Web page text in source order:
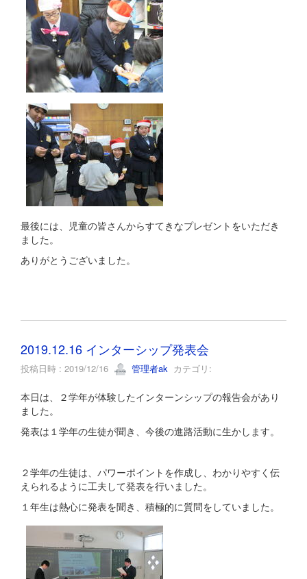
最後には、児童の皆さんからすてきなプレゼントをいただき
ました。
ありがとうございました。
2019.12.16 インターシップ発表会
投稿日時 : 2019/12/16 管理者ak カテゴリ:
本日は、２学年が体験したインターンシップの報告会があり
ました。
発表は１学年の生徒が聞き、今後の進路活動に生かします。
２学年の生徒は、パワーポイントを作成し、わかりやすく伝
えられるように工夫して発表を行いました。
１年生は熱心に発表を聞き、積極的に質問をしていました。